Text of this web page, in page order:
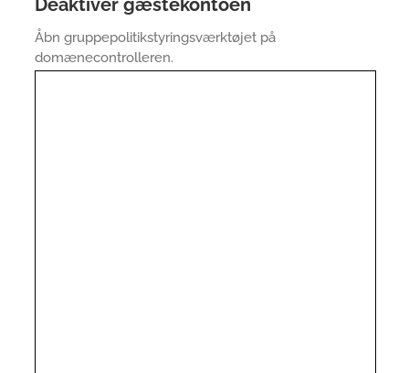
Åbn gruppepolitikstyringsværktøjet på
domænecontrolleren.